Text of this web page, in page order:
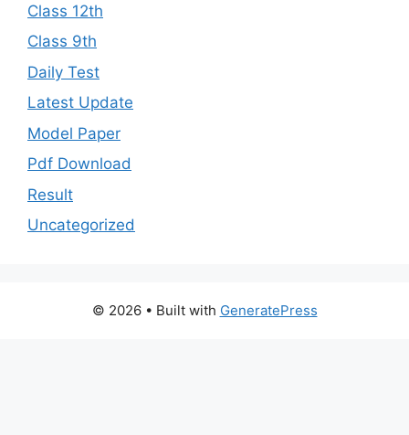
Class 12th
Class 9th
Daily Test
Latest Update
Model Paper
Pdf Download
Result
Uncategorized
© 2026 • Built with GeneratePress